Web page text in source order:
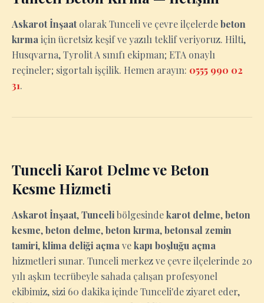
Askarot İnşaatolarak Tunceli ve çevre ilçelerdebeton
kırma için ücretsiz keşif ve yazılı teklif veriyoruz. Hilti,
Husqvarna, Tyrolit A sınıfı ekipman; ETA onaylı
reçineler; sigortalı işçilik. Hemen arayın: 0555 990 02
31.
Tunceli Karot Delme ve Beton
Kesme Hizmeti
Askarot İnşaat,Tuncelibölgesindekarot delme,beton
kesme,beton delme,beton kırma,betonsal zemin
tamiri,klima deliği açma vekapı boşluğu açma
hizmetleri sunar. Tunceli merkez ve çevre ilçelerinde 20
yılı aşkın tecrübeyle sahada çalışan profesyonel
ekibimiz, sizi 60 dakika içinde Tunceli'de ziyaret eder,